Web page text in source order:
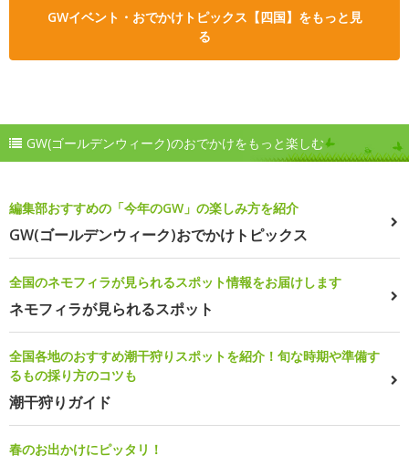
GWイベント・おでかけトピックス【四国】をもっと見
る
GW(ゴールデンウィーク)のおでかけをもっと楽しむ
編集部おすすめの「今年のGW」の楽しみ方を紹介
GW(ゴールデンウィーク)おでかけトピックス
全国のネモフィラが見られるスポット情報をお届けします
ネモフィラが見られるスポット
全国各地のおすすめ潮干狩りスポットを紹介！旬な時期や準備す
るもの採り方のコツも
潮干狩りガイド
春のお出かけにピッタリ！